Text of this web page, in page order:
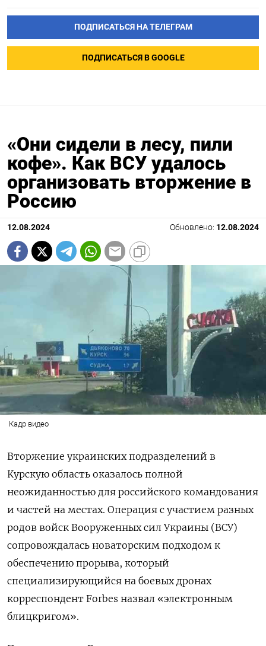
ПОДПИСАТЬСЯ НА ТЕЛЕГРАМ
ПОДПИСАТЬСЯ В GOOGLE
«Они сидели в лесу, пили
кофе». Как ВСУ удалось
организовать вторжение в
Россию
12.08.2024 Обновлено: 12.08.2024
Кадр видео
Вторжение украинских подразделений в
Курскую область оказалось полной
неожиданностью для российского командования
и частей на местах. Операция с участием разных
родов войск Вооруженных сил Украины (ВСУ)
сопровождалась новаторским подходом к
обеспечению прорыва, который
специализирующийся на боевых дронах
корреспондент Forbes назвал «электронным
блицкригом».